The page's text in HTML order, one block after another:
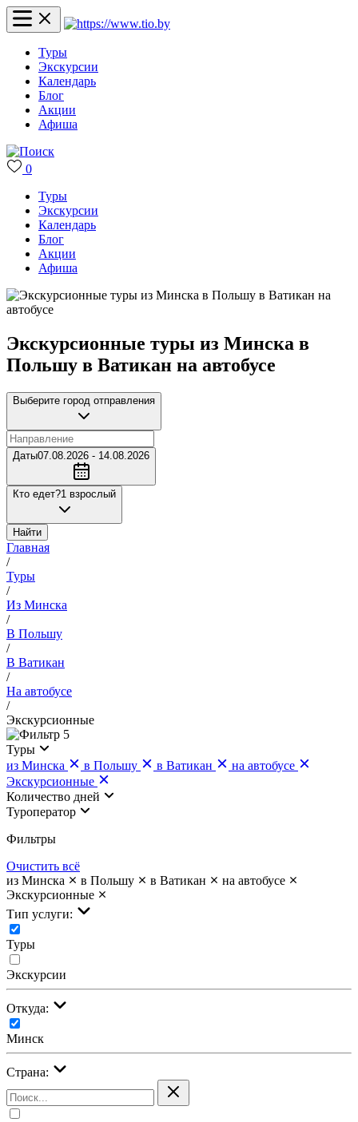
Туры
Экскурсии
Календарь
Блог
Акции
Афиша
0
Туры
Экскурсии
Календарь
Блог
Акции
Афиша
Экскурсионные туры из Минска в
Польшу в Ватикан на автобусе
Выберите город отправления
Даты07.08.2026 - 14.08.2026
Кто едет?1 взрослый
Найти
Главная
/
Туры
/
Из Минска
/
В Польшу
/
В Ватикан
/
На автобусе
/
Экскурсионные
5
Туры
из Минска
в Польшу в Ватикан
на автобусе
Экскурсионные
Количество дней
Туроператор
Фильтры
Очистить всё
из Минска
в Польшу в Ватикан
на автобусе
Экскурсионные
Тип услуги:
Туры
Экскурсии
Откуда:
Минск
Страна: